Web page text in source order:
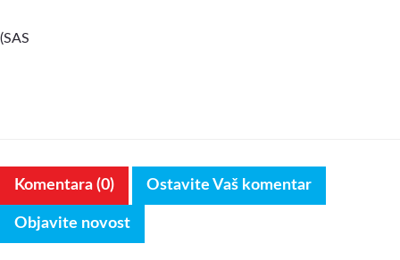
(SAS
Komentara (0) Ostavite Vaš komentar
Objavite novost